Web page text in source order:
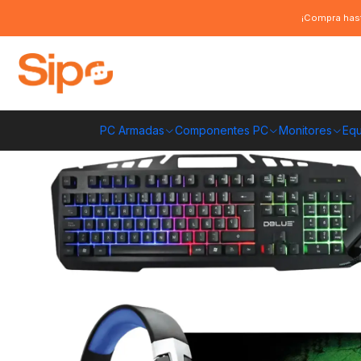
PC Armadas Componentes PC Monitores
¡Compra
Kit 4 en 1